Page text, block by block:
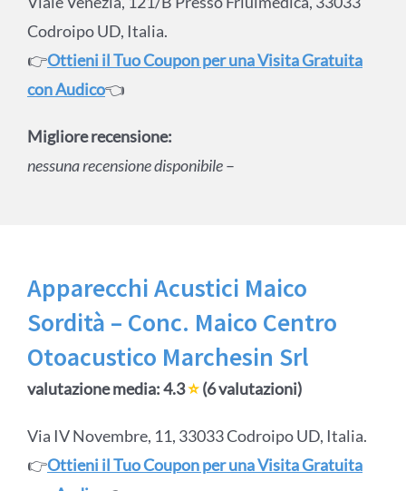
Codroipo UD, Italia.
👉Ottieni il Tuo Coupon per una Visita Gratuita
con Audico👈
Migliore recensione:
nessuna recensione disponibile–
Apparecchi Acustici Maico
Sordità – Conc. Maico Centro
Otoacustico Marchesin Srl
valutazione media: 4.3⭐(6 valutazioni)
Via IV Novembre, 11, 33033 Codroipo UD, Italia.
👉Ottieni il Tuo Coupon per una Visita Gratuita